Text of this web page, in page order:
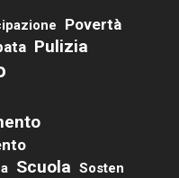
Povertà
Pulizia
Scuola Sosten